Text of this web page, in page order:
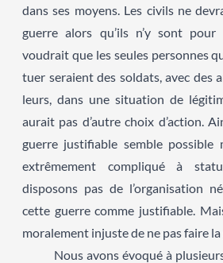
dans ses moyens. Les civils ne
guerre alors qu’ils n’y sont
voudrait que les seules personnes
tuer seraient des soldats, avec des
leurs, dans une situation de
aurait pas d’autre choix d’action.
guerre justifiable semble possible
extrêmement compliqué à
disposons pas de l’organisation
cette guerre comme justifiable.
moralement injuste de ne pas faire la
Nous avons évoqué à plusieurs